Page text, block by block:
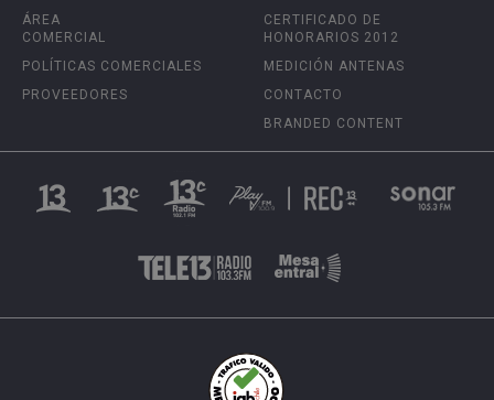
ÁREA
COMERCIAL
POLÍTICAS COMERCIALES
PROVEEDORES
CERTIFICADO DE
HONORARIOS 2012
MEDICIÓN ANTENAS
CONTACTO
BRANDED CONTENT